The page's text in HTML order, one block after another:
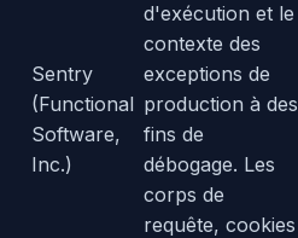
Sentry
(Functional
Software,
Inc.)
d'exécution et le
contexte des
exceptions de
production à des
fins de
débogage. Les
corps de
requête, cookies